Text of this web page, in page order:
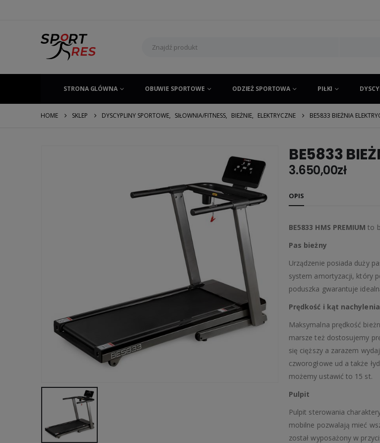
STRONA GLÓWNA OBUWIE SPORTOWE ODZIEŻ SPORTOWA PIŁKI
HOME SKLEP DYSCYPLINY SPORTOWE, SIŁOWNIA/FITNESS, BIEŻNIE, ELEKTRYCZNE BE5833 BIEŻNIA
BE5833
3.650,00zł
OPIS
BE5833 HMS PREMIUM to
Pas bieżny
Urządzenie posiada duży
system amortyzacji, który
poduszka gwarantuje
Prędkość i kąt nachylenia
Maksymalna prędkość
marsze też dostosujemy
się cięższy a zarazem
czworogłowe ud a także
możemy ustawić to 15 st.
Pulpit
Pulpit sterowania
mobilne pozwalają mieć
został wyposażony w